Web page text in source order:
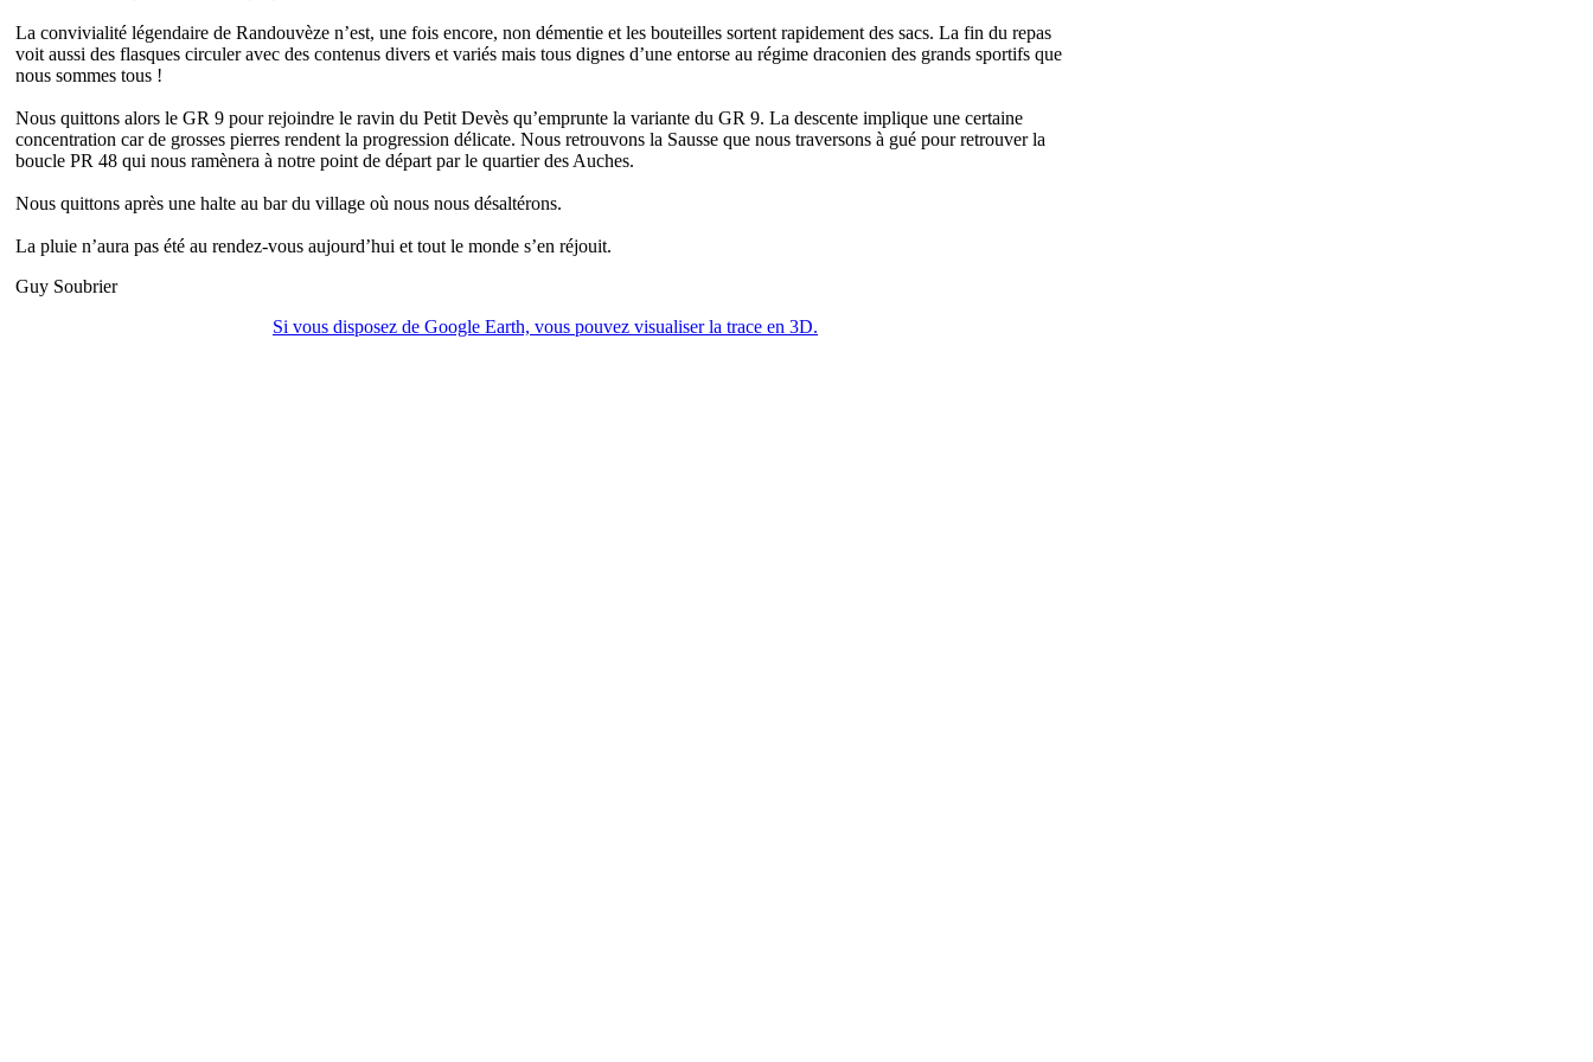
La convivialité légendaire de Randouvèze n’est, une fois encore, non démentie et les bouteilles sortent rapidement des sacs. La fin du repas
voit aussi des flasques circuler avec des contenus divers et variés mais tous dignes d’une entorse au régime draconien des grands sportifs que
nous sommes tous !
Nous quittons alors le GR 9 pour rejoindre le ravin du Petit Devès qu’emprunte la variante du GR 9. La descente implique une certaine
concentration car de grosses pierres rendent la progression délicate. Nous retrouvons la Sausse que nous traversons à gué pour retrouver la
boucle PR 48 qui nous ramènera à notre point de départ par le quartier des Auches.
Nous quittons après une halte au bar du village où nous nous désaltérons.
La pluie n’aura pas été au rendez-vous aujourd’hui et tout le monde s’en réjouit.
Guy Soubrier
Si vous disposez de Google Earth, vous pouvez visualiser la trace en 3D.